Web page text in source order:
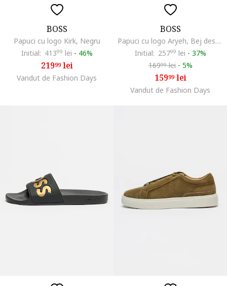
BOSS
Papuci cu logo Kirk, Negru
Initial: 41399 lei - 46%
21999lei
Vandut de Fashion Days
BOSS
Papuci cu logo Aryeh, Bej deschis
Initial: 25799 lei - 37%
16999lei - 5%
15999lei
Vandut de Fashion Days